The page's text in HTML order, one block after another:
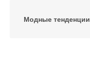
Модные тенденции